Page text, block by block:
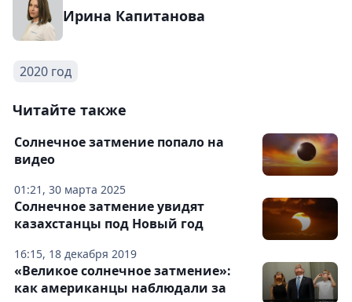
Ирина Капитанова
2020 год
Читайте также
01:21, 30 марта 2025
Солнечное затмение попало на
видео
16:15, 18 декабря 2019
Солнечное затмение увидят
казахстанцы под Новый год
«Великое солнечное затмение»:
как американцы наблюдали за